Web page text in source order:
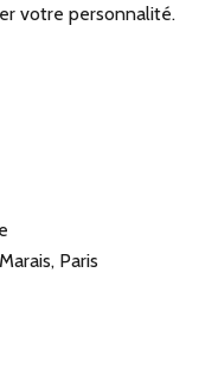
votre personnalité.
Paris